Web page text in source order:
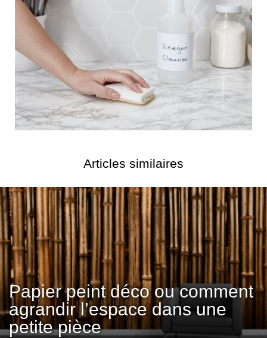
Articles similaires
Papier peint déco ou comment
agrandir l’espace dans une
petite pièce